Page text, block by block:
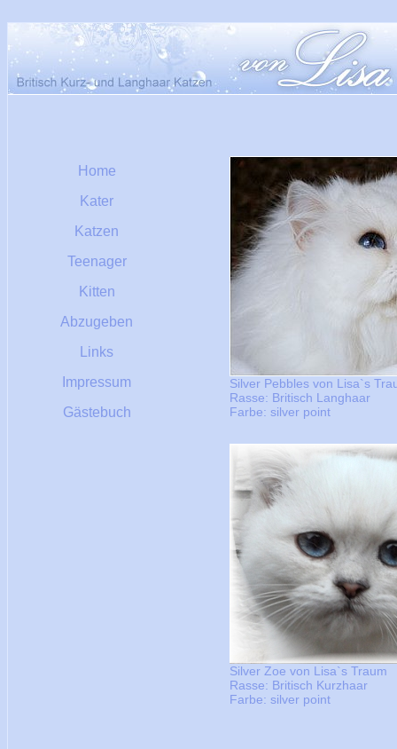
Home
Kater
Katzen
Teenager
Kitten
Abzugeben
Links
Impressum
Gästebuch
Silver Pebbles von Lisa`s
Rasse: Britisch Langhaar
Farbe: silver point
Silver Zoe von Lisa`s Traum
Rasse: Britisch Kurzhaar
Farbe: silver point